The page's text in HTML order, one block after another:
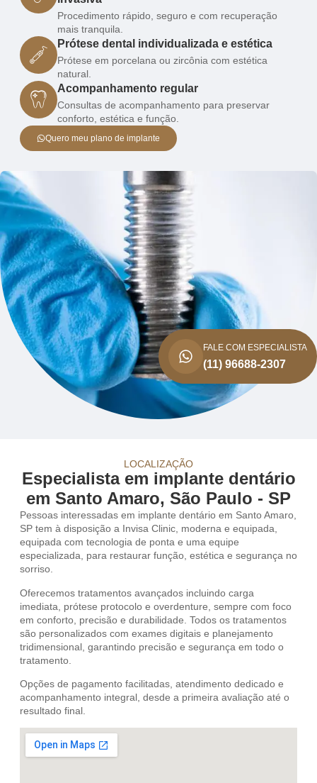
Procedimento rápido, seguro e com recuperação
mais tranquila.
Prótese dental individualizada e estética
Prótese em porcelana ou zircônia com estética
natural.
Acompanhamento regular
Consultas de acompanhamento para preservar
conforto, estética e função.
Quero meu plano de implante
FALE COM ESPECIALISTA
(11) 96688-2307
LOCALIZAÇÃO
Especialista em implante dentário
em Santo Amaro, São Paulo - SP
Pessoas interessadas em implante dentário em Santo Amaro,
SP tem à disposição a Invisa Clinic, moderna e equipada,
equipada com tecnologia de ponta e uma equipe
especializada, para restaurar função, estética e segurança no
sorriso.
Oferecemos tratamentos avançados incluindo carga
imediata, prótese protocolo e overdenture, sempre com foco
em conforto, precisão e durabilidade. Todos os tratamentos
são personalizados com exames digitais e planejamento
tridimensional, garantindo precisão e segurança em todo o
tratamento.
Opções de pagamento facilitadas, atendimento dedicado e
acompanhamento integral, desde a primeira avaliação até o
resultado final.